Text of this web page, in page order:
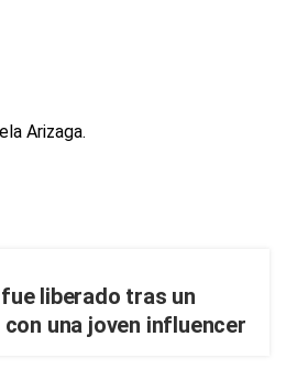
liberado tras un
una joven influencer